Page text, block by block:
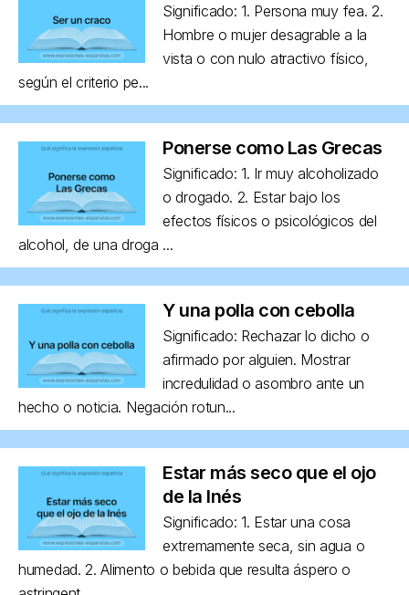
Significado: 1. Persona muy fea. 2.
Hombre o mujer desagrable a la
vista o con nulo atractivo físico,
según el criterio pe...
Ponerse como Las Grecas
Significado: 1. Ir muy alcoholizado
o drogado. 2. Estar bajo los
efectos físicos o psicológicos del
alcohol, de una droga ...
Y una polla con cebolla
Significado: Rechazar lo dicho o
afirmado por alguien. Mostrar
incredulidad o asombro ante un
hecho o noticia. Negación rotun...
Estar más seco que el ojo
de la Inés
Significado: 1. Estar una cosa
extremamente seca, sin agua o
humedad. 2. Alimento o bebida que resulta áspero o